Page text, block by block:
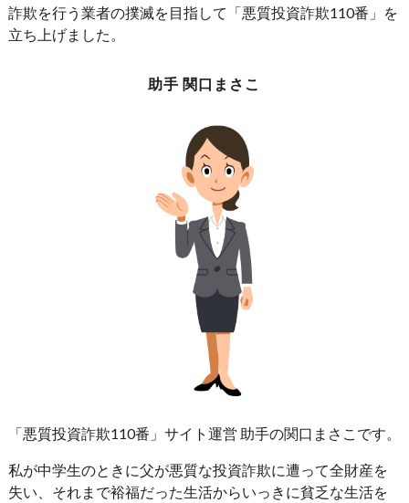
詐欺を行う業者の撲滅を目指して「悪質投資詐欺110番」を
立ち上げました。
助手 関口まさこ
「悪質投資詐欺110番」サイト運営 助手の関口まさこです。
私が中学生のときに父が悪質な投資詐欺に遭って全財産を
失い、それまで裕福だった生活からいっきに貧乏な生活を